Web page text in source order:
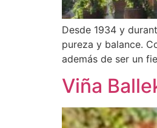
Desde 1934 y
pureza y balance.
además de ser un
Viña